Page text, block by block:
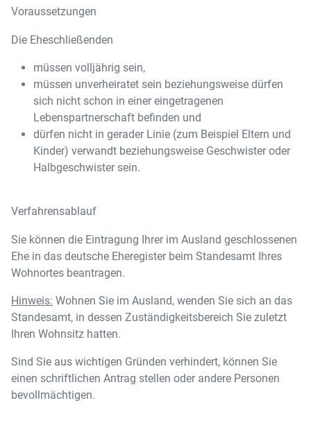
Voraussetzungen
Die Eheschließenden
müssen volljährig sein,
müssen unverheiratet sein beziehungsweise dürfen
sich nicht schon in einer eingetragenen
Lebenspartnerschaft befinden und
dürfen nicht in gerader Linie (zum Beispiel Eltern und
Kinder) verwandt beziehungsweise Geschwister oder
Halbgeschwister sein.
Verfahrensablauf
Sie können die Eintragung Ihrer im Ausland geschlossenen
Ehe in das deutsche Eheregister beim Standesamt Ihres
Wohnortes beantragen.
Hinweis: Wohnen Sie im Ausland, wenden Sie sich an das
Standesamt, in dessen Zuständigkeitsbereich Sie zuletzt
Ihren Wohnsitz hatten.
Sind Sie aus wichtigen Gründen verhindert, können Sie
einen schriftlichen Antrag stellen oder andere Personen
bevollmächtigen.